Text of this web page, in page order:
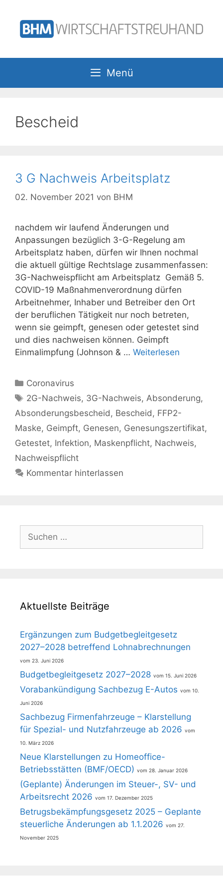
Inhalt
springen
Menü
Bescheid
3 G Nachweis Arbeitsplatz
02. November 2021 von BHM
nachdem wir laufend Änderungen und
Anpassungen bezüglich 3-G-Regelung am
Arbeitsplatz haben, dürfen wir Ihnen nochmal
die aktuell gültige Rechtslage zusammenfassen:
3G-Nachweispflicht am Arbeitsplatz Gemäß 5.
COVID-19 Maßnahmenverordnung dürfen
Arbeitnehmer, Inhaber und Betreiber den Ort
der beruflichen Tätigkeit nur noch betreten,
wenn sie geimpft, genesen oder getestet sind
und dies nachweisen können. Geimpft
Einmalimpfung (Johnson & … Weiterlesen
Kategorien
Coronavirus
Schlagwörter
2G-Nachweis, 3G-Nachweis,Absonderung,
Absonderungsbescheid, Bescheid, FFP2-
Maske, Geimpft, Genesen, Genesungszertifikat,
Getestet, Infektion, Maskenpflicht, Nachweis,
Nachweispflicht
Kommentar hinterlassen
Suchen
nach:
Aktuellste Beiträge
Ergänzungen zum Budgetbegleitgesetz
2027–2028 betreffend Lohnabrechnungen
23. Juni 2026
Budgetbegleitgesetz 2027–2028 15. Juni 2026
Vorabankündigung Sachbezug E-Autos 10.
Juni 2026
Sachbezug Firmenfahrzeuge – Klarstellung
für Spezial- und Nutzfahrzeuge ab 2026
10. März 2026
Neue Klarstellungen zu Homeoffice-
Betriebsstätten (BMF/OECD)
28. Januar 2026
(Geplante) Änderungen im Steuer-, SV- und
Arbeitsrecht 2026
17. Dezember 2025
Betrugsbekämpfungsgesetz 2025 – Geplante
steuerliche Änderungen ab 1.1.2026
27.
November 2025